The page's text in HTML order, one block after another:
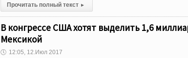
Прочитать полный текст ▸
В конгрессе США хотят выделить 1,6
Мексикой
🕔 12:05, 12.Июл 2017